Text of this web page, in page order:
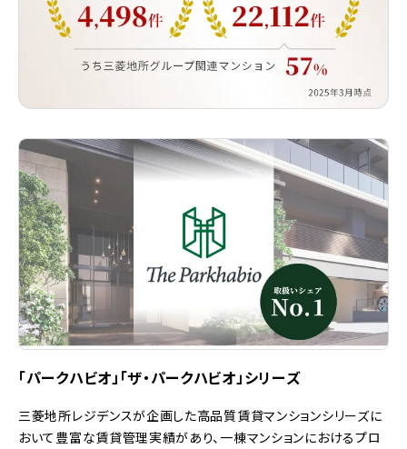
「パークハビオ」「ザ・パークハビオ」シリーズ
三菱地所レジデンスが企画した高品質賃貸マンションシリーズに
おいて豊富な賃貸管理実績があり、一棟マンションにおけるプロ